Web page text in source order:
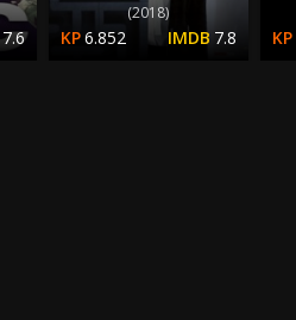
7.6
(2018)
6.852 7.8